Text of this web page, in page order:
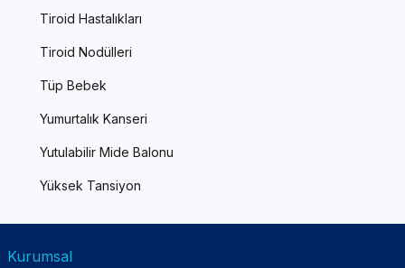
Tiroid Hastalıkları
Tiroid Nodülleri
Tüp Bebek
Yumurtalık Kanseri
Yutulabilir Mide Balonu
Yüksek Tansiyon
Kurumsal